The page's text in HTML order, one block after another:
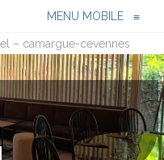
MENU MOBILE ≡
– camargue-cevennes